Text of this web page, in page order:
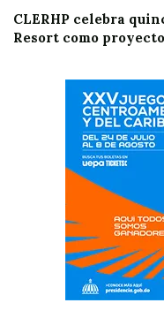
CLERHP celebra
Resort como